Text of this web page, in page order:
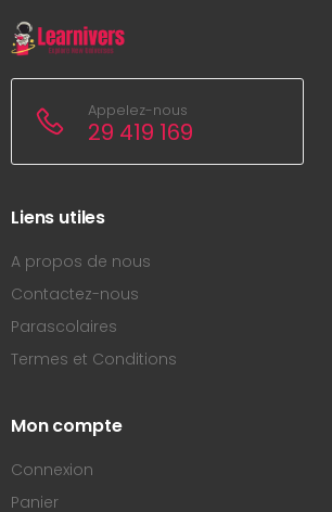
Appelez-nous
29 419 169
Liens utiles
A propos de nous
Contactez-nous
Parascolaires
Termes et Conditions
Mon compte
Connexion
Panier